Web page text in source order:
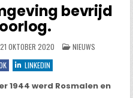
bevrijd
21 OKTOBER 2020 GEPLAATST
IN
NIEUWS
LINKEDIN
1944 werd Rosmalen en